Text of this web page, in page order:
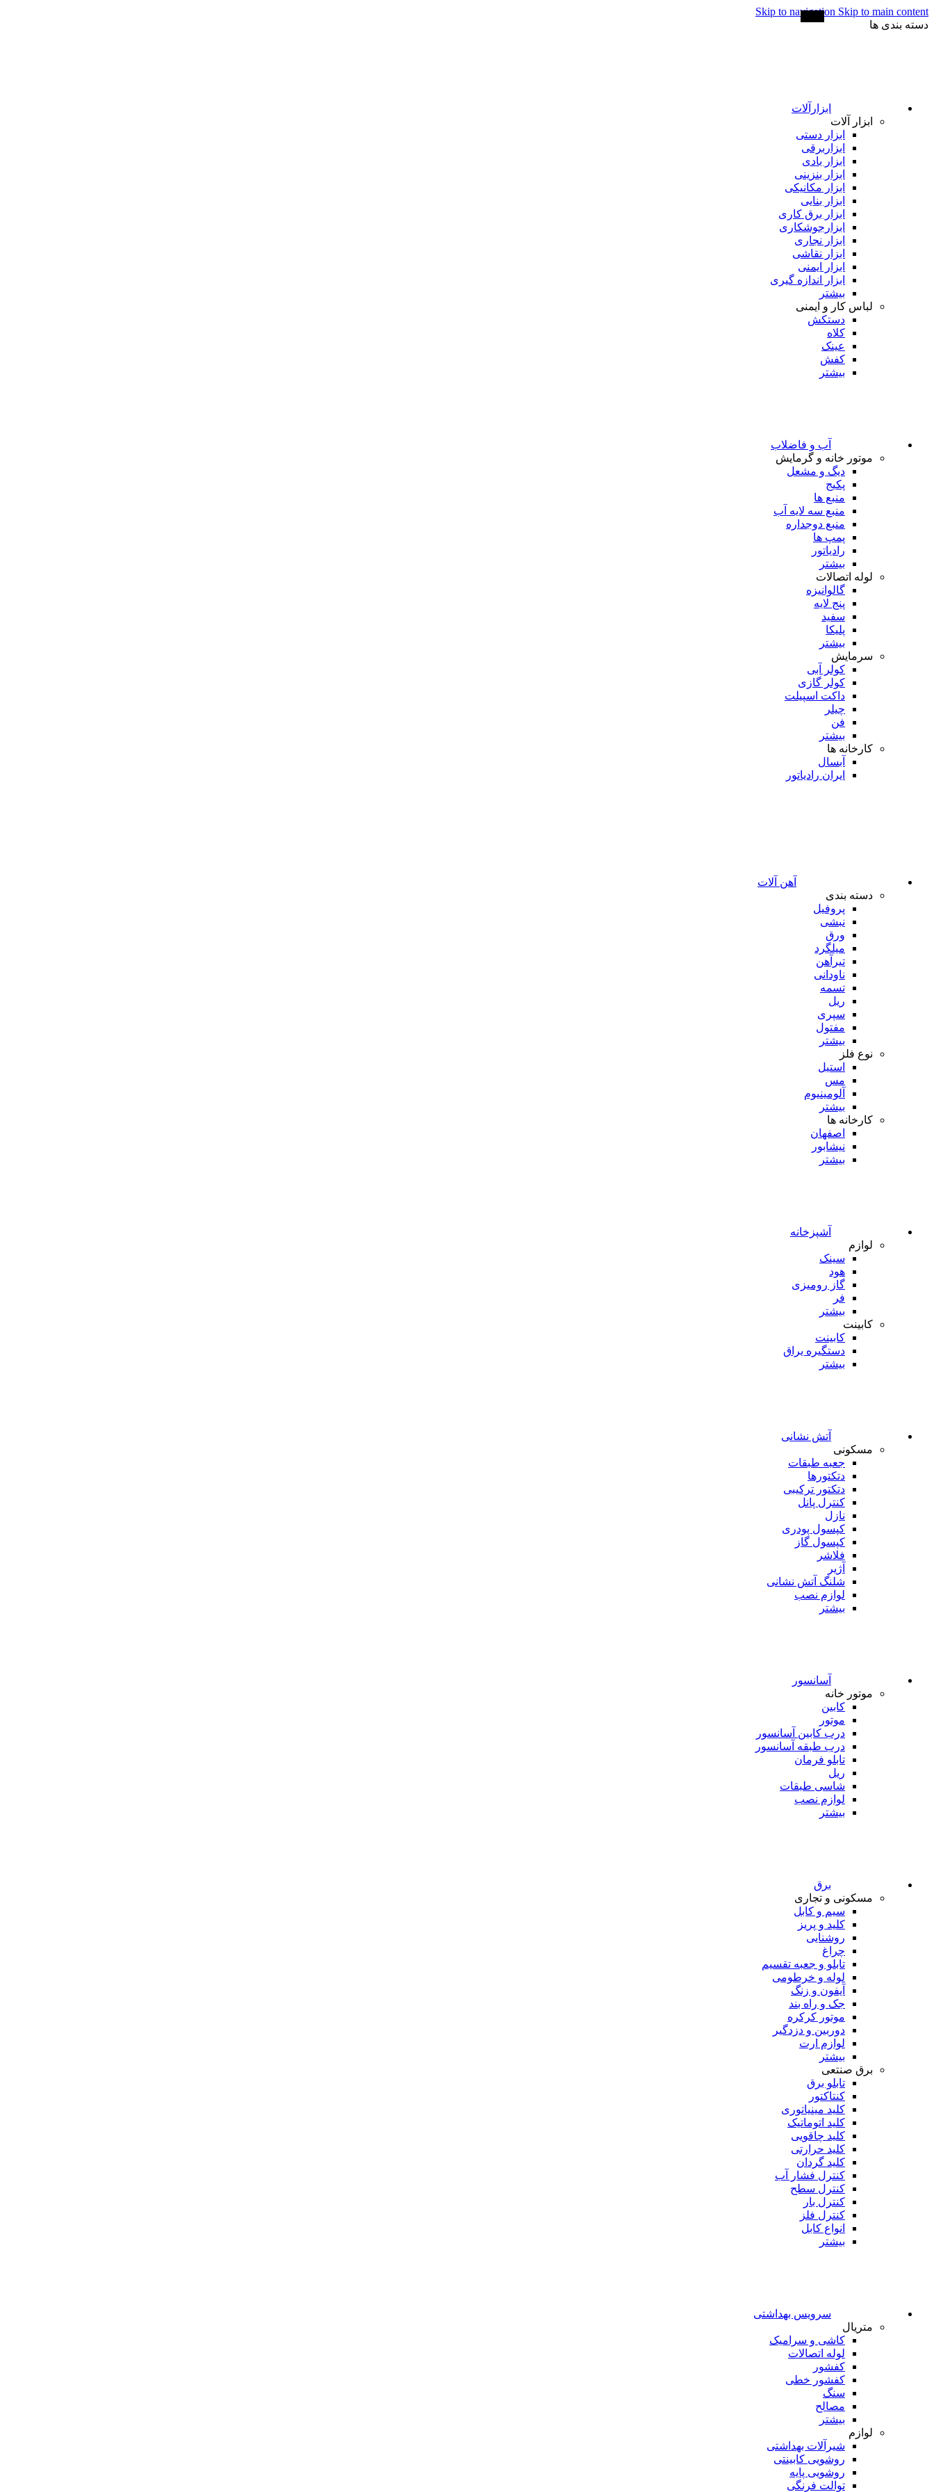
Skip to navigation Skip to main content
دسته بندی ها
ابزارآلات
ابزار آلات
ابزار دستی
ابزاربرقی
ابزار بادی
ابزار بنزینی
ابزار مکانیکی
ابزار بنایی
ابزار برق کاری
ابزارجوشکاری
ابزار نجاری
ابزار نقاشی
ابزار ایمنی
ابزار اندازه گیری
بیشتر
لباس کار و ایمنی
دستکش
کلاه
عینک
کفش
بیشتر
آب و فاضلاب
موتور خانه و گرمایش
دیگ و مشعل
پکیج
منبع ها
منبع سه لایه آب
منبع دوجداره
پمپ ها
رادیاتور
بیشتر
لوله اتصالات
گالوانیزه
پنج لایه
سفید
پلیکا
بیشتر
سرمایش
کولر آبی
کولر گازی
داکت اسپیلت
چیلر
فن
بیشتر
کارخانه ها
آبسال
ایران رادیاتور
آهن آلات
دسته بندی
پروفیل
نبشی
ورق
میلگرد
تیرآهن
ناودانی
تسمه
ریل
سپری
مفتول
بیشتر
نوع فلز
استیل
مس
آلومینیوم
بیشتر
کارخانه ها
اصفهان
نیشابور
بیشتر
آشپزخانه
لوازم
سینک
هود
گاز رومیزی
فر
بیشتر
کابینت
کابینت
دستگیره یراق
بیشتر
آتش نشانی
مسکونی
جعبه طبقات
دتکتورها
دتکتور ترکیبی
کنترل پانل
نازل
کپسول پودری
کپسول گاز
فلاشر
آژیر
شلنگ آتش نشانی
لوازم نصب
بیشتر
آسانسور
موتور خانه
کابین
موتور
درب کابین آسانسور
درب طبقه آسانسور
تابلو فرمان
ریل
شاسی طبقات
لوازم نصب
بیشتر
برق
مسکونی و تجاری
سیم و کابل
کلید و پریز
روشنایی
چراغ
تابلو و جعبه تقسیم
لوله و خرطومی
آیفون و زنگ
جک و راه بند
موتور کرکره
دوربین و دزدگیر
لوازم ارت
بیشتر
برق صنتعی
تابلو برق
کنتاکتور
کلید مینیاتوری
کلید اتوماتیک
کلید چاقویی
کلید حرارتی
کلید گردان
کنترل فشار آب
کنترل سطح
کنترل بار
کنترل فلز
انواع کابل
بیشتر
سرویس بهداشتی
متریال
کاشی و سرامیک
لوله اتصالات
کفشور
کفشور خطی
سنگ
مصالح
بیشتر
لوازم
شیرآلات بهداشتی
روشویی کابینتی
روشویی پایه
توالت فرنگی